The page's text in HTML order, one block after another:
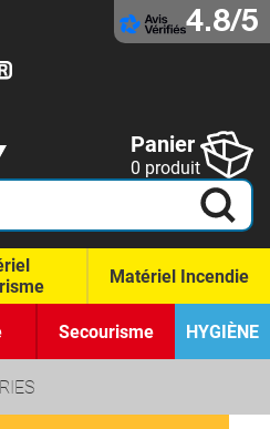
4.8/5
Panier
0 produit
Matériel Incendie
Secourisme HYGIÈNE